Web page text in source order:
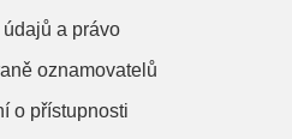
a právo
oznamovatelů
o přístupnosti